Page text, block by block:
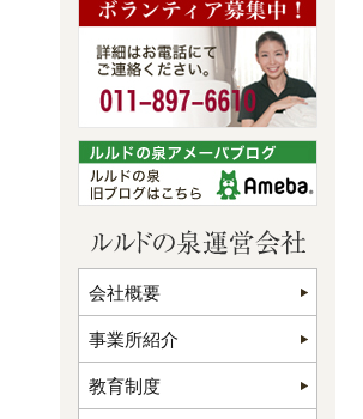
会社概要
事業所紹介
教育制度